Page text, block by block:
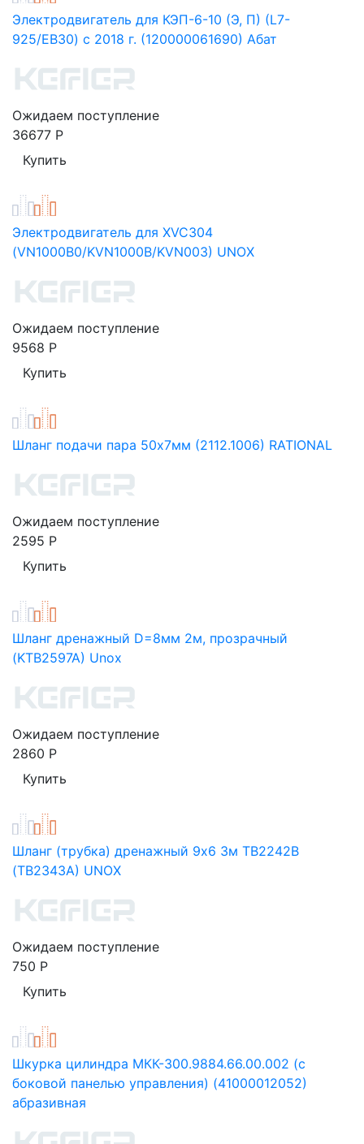
Электродвигатель для КЭП-6-10 (Э, П) (L7-
925/EB30) с 2018 г. (120000061690) Абат
Ожидаем поступление
36677 Р
Электродвигатель для XVC304
(VN1000B0/KVN1000B/KVN003) UNOX
Ожидаем поступление
9568 Р
Шланг подачи пара 50x7мм (2112.1006) RATIONAL
Ожидаем поступление
2595 Р
Шланг дренажный D=8мм 2м, прозрачный
(KТВ2597А) Unox
Ожидаем поступление
2860 Р
Шланг (трубка) дренажный 9х6 3м TB2242B
(TB2343A) UNOX
Ожидаем поступление
750 Р
Шкурка цилиндра МКК-300.9884.66.00.002 (с
боковой панелью управления) (41000012052)
абразивная